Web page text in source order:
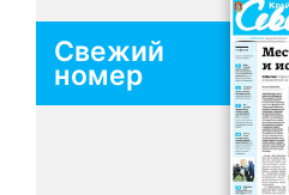
Свежий
номер